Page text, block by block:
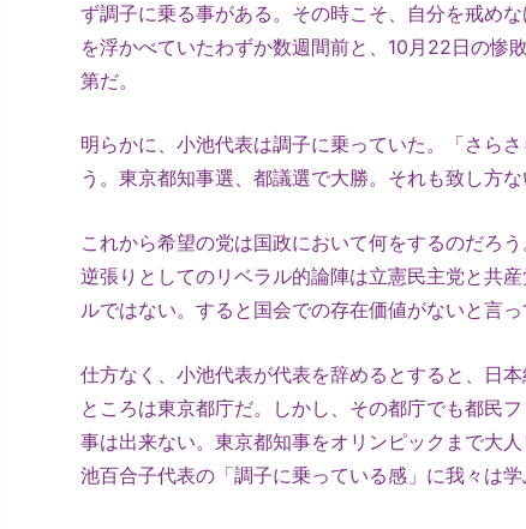
ず調子に乗る事がある。その時こそ、自分を戒め
を浮かべていたわずか数週間前と、10月22日の惨
第だ。
明らかに、小池代表は調子に乗っていた。「さら
う。東京都知事選、都議選で大勝。それも致し方
これから希望の党は国政において何をするのだろ
逆張りとしてのリベラル的論陣は立憲民主党と共
ルではない。すると国会での存在価値がないと言
仕方なく、小池代表が代表を辞めるとすると、日
ところは東京都庁だ。しかし、その都庁でも都民
事は出来ない。東京都知事をオリンピックまで大
池百合子代表の「調子に乗っている感」に我々は